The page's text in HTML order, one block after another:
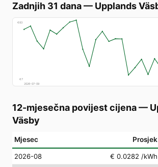
Zadnjih 31 dana— Upplands
€83
€7
2026-07-09
12-mjesečna povijest cijena—
Väsby
Mjesec Prosjek
2026-08 € 0.0282 /kWh